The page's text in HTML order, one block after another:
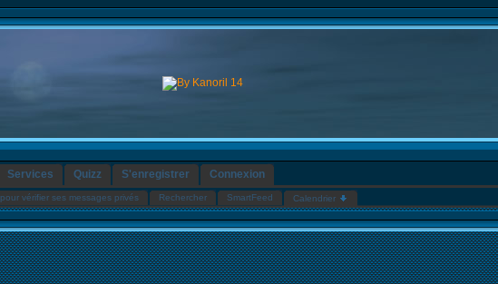
Services Quizz S'enregistrer Connexion
vérifier ses messages privés Rechercher SmartFeed Calendrier